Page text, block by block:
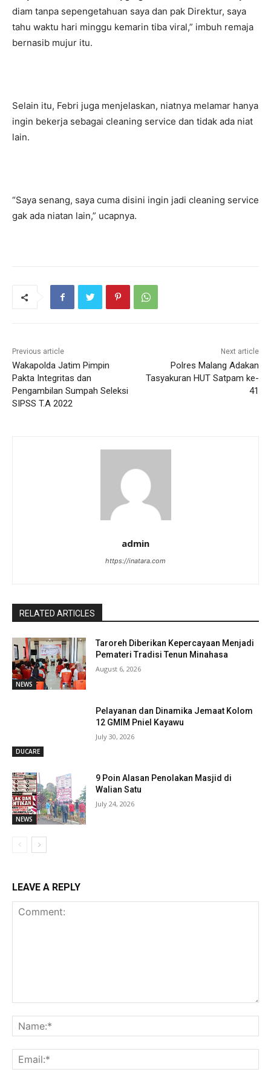
diam tanpa sepengetahuan saya dan pak Direktur, saya
tahu waktu hari minggu kemarin tiba viral,” imbuh remaja
bernasib mujur itu.
Selain itu, Febri juga menjelaskan, niatnya melamar hanya
ingin bekerja sebagai cleaning service dan tidak ada niat
lain.
“Saya senang, saya cuma disini ingin jadi cleaning service
gak ada niatan lain,” ucapnya.
Previous article
Wakapolda Jatim Pimpin
Pakta Integritas dan
Pengambilan Sumpah Seleksi
SIPSS T.A 2022
Next article
Polres Malang Adakan
Tasyakuran HUT Satpam ke-
41
admin
https://inatara.com
RELATED ARTICLES
NEWS
Taroreh Diberikan Kepercayaan Menjadi
Pemateri Tradisi Tenun Minahasa
August 6, 2026
DUCARE
Pelayanan dan Dinamika Jemaat Kolom
12 GMIM Pniel Kayawu
July 30, 2026
NEWS
9 Poin Alasan Penolakan Masjid di
Walian Satu
July 24, 2026
LEAVE A REPLY